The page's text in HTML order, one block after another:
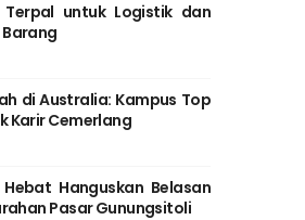
untuk Logistik dan
di Australia: Kampus Top
Karir Cemerlang
Hanguskan Belasan
Pasar Gunungsitoli